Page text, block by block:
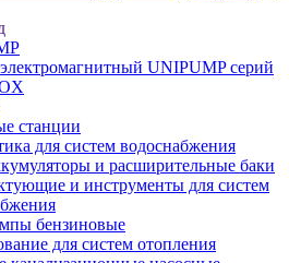
UNIPUMP серий
станции
для систем водоснабжения
и расширительные баки
и инструменты для систем
бензиновые
для систем отопления